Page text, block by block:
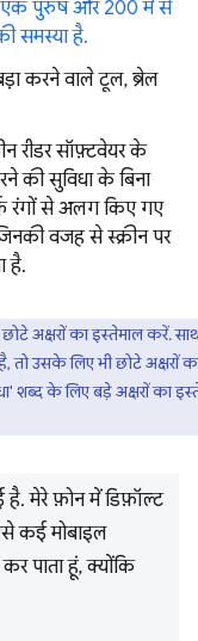
एक पुरुष और 200 में से
समस्या है.
करने वाले टूल, ब्रेल
रीडर सॉफ़्टवेयर के
की सुविधा के बिना
रंगों से अलग किए गए
वजह से स्क्रीन पर
है.
अक्षरों का इस्तेमाल करें.
तो उसके लिए भी छोटे अक्षरों
शब्द के लिए बड़े अक्षरों का
है. मेरे फ़ोन में डिफ़ॉल्ट
कई मोबाइल
पाता हूं, क्योंकि